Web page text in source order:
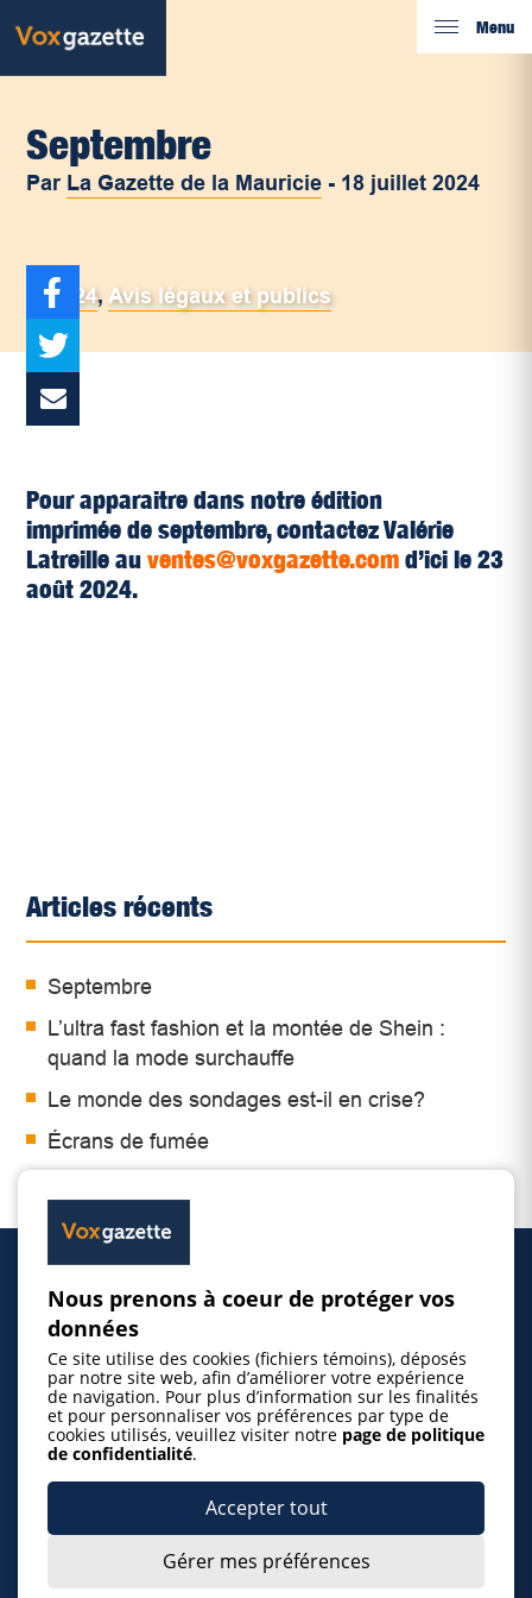
Menu
Septembre
Par La Gazette de la Mauricie - 18 juillet 2024
2024,Avis légaux et publics
Pour apparaitre dans notre édition
imprimée de septembre, contactez Valérie
Latreille auventes@voxgazette.com d’ici le 23
août 2024.
Articles récents
Septembre
L’ultra fast fashion et la montée de Shein :
quand la mode surchauffe
Le monde des sondages est-il en crise?
Écrans de fumée
Inscrire un événement
© 2026 Gazette de la Mauricie. Tous droits
Nous prenons à coeur de protéger vos
données
Ce site utilise des cookies (fichiers témoins), déposés
par notre site web, afin d’améliorer votre expérience
de navigation. Pour plus d’information sur les finalités
et pour personnaliser vos préférences par type de
cookies utilisés, veuillez visiter notre page de politique
de confidentialité.
Accepter tout
Gérer mes préférences